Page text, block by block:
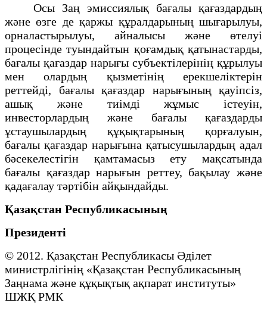
Осы Заң эмиссиялық бағалы қағаздардың
және өзге де қаржы құралдарының шығарылуы,
орналастырылуы, айналысы және өтелуi
процесiнде туындайтын қоғамдық қатынастарды,
бағалы қағаздар нарығы субъектiлерiнiң құрылуы
мен олардың қызметiнің ерекшелiктерiн
реттейдi, бағалы қағаздар нарығының қауiпсiз,
ашық және тиiмдi жұмыс iстеуiн,
инвесторлардың және бағалы қағаздарды
ұстаушылардың құқықтарының қорғалуын,
бағалы қағаздар нарығына қатысушылардың адал
бәсекелестігін қамтамасыз ету мақсатында
бағалы қағаздар нарығын реттеу, бақылау және
қадағалау тәртiбiн айқындайды.
Қазақстан Республикасының
Президенті
© 2012. Қазақстан Республикасы Әділет
министрлігінің «Қазақстан Республикасының
Заңнама және құқықтық ақпарат институты»
ШЖҚ РМК